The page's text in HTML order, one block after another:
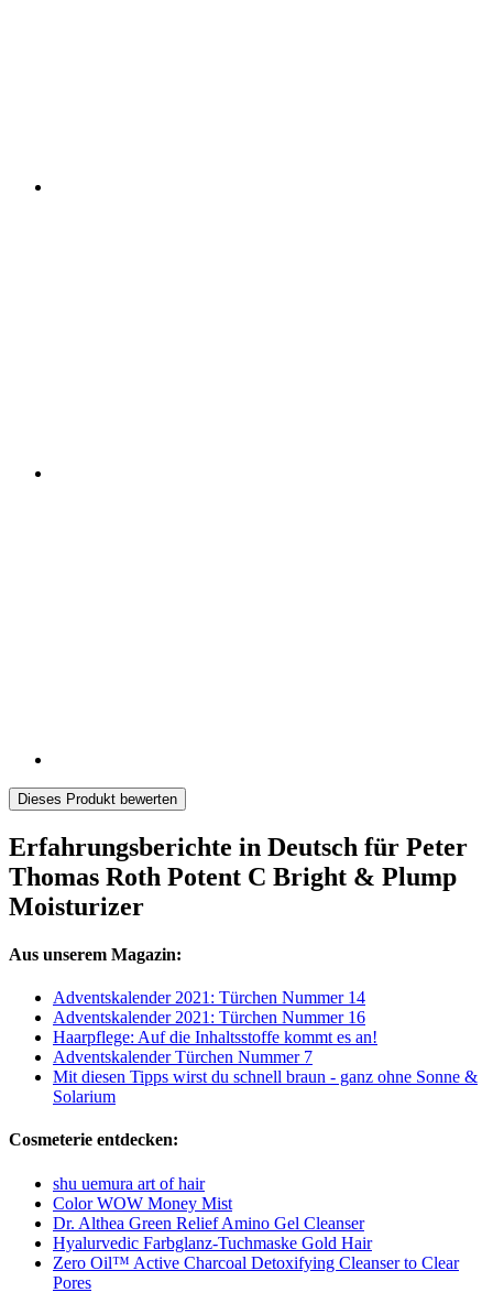
Dieses Produkt bewerten
Erfahrungsberichte in Deutsch für Peter
Thomas Roth Potent C Bright & Plump
Moisturizer
Aus unserem Magazin:
Adventskalender 2021: Türchen Nummer 14
Adventskalender 2021: Türchen Nummer 16
Haarpflege: Auf die Inhaltsstoffe kommt es an!
Adventskalender Türchen Nummer 7
Mit diesen Tipps wirst du schnell braun - ganz ohne Sonne &
Solarium
Cosmeterie entdecken:
shu uemura art of hair
Color WOW Money Mist
Dr. Althea Green Relief Amino Gel Cleanser
Hyalurvedic Farbglanz-Tuchmaske Gold Hair
Zero Oil™ Active Charcoal Detoxifying Cleanser to Clear
Pores